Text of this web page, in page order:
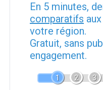
En 5 minutes,
comparatifs aux
votre région.
Gratuit, sans
engagement.
1 2 3